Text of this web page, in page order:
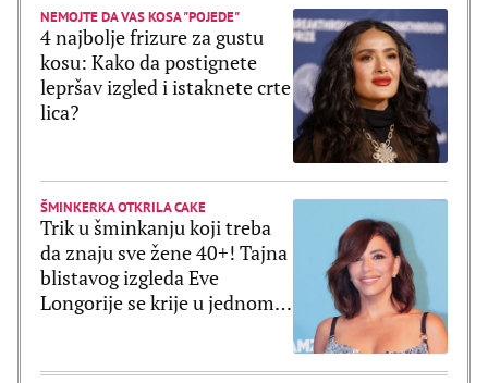
NEMOJTE DA VAS KOSA "POJEDE"
4 najbolje frizure za gustu
kosu: Kako da postignete
lepršav izgled i istaknete crte
lica?
ŠMINKERKA OTKRILA CAKE
Trik u šminkanju koji treba
da znaju sve žene 40+! Tajna
blistavog izgleda Eve
Longorije se krije u jednom